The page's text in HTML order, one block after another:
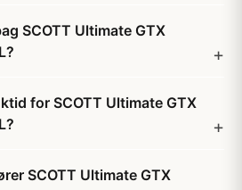
SCOTT Ultimate GTX
for SCOTT Ultimate GTX
SCOTT Ultimate GTX